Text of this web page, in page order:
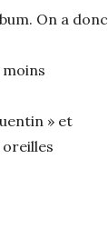
On a donc
moins
» et
oreilles